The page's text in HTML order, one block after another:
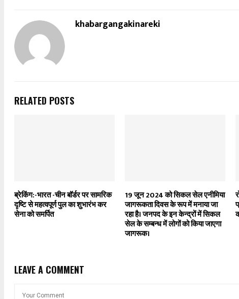
khabargangakinareki
RELATED POSTS
ब्रेकिंग:-भारत -चीन बॉर्डर पर सामरिक
दृष्टि से महत्वपूर्ण पुल का शुभारंभ कर
सेना को समर्पित
19 जून 2024 को सिकल सेल एनीमिया
जागरूकता दिवस के रूप में मनाया जा
रहा है। जनपद के इन केन्द्रों में सिकल
सेल के सम्बन्ध में लोगों को किया जाएगा
जागरूक।
LEAVE A COMMENT